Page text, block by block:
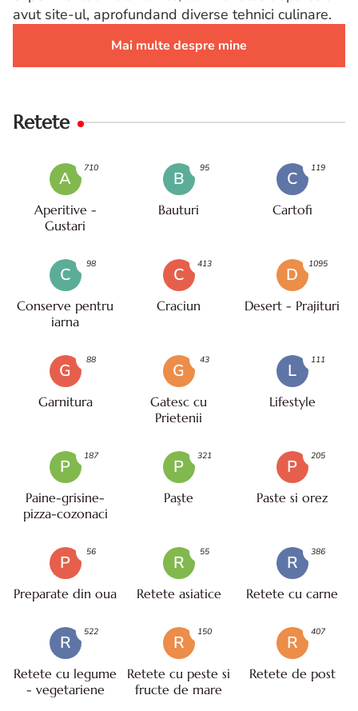
avut site-ul, aprofundand diverse tehnici culinare.
Mai multe despre mine
Retete
A
Aperitive -
Gustari
710
B
Bauturi
95
C
Cartofi
119
C
Conserve pentru
iarna
98
C
Craciun
413
D
Desert - Prajituri
1095
G
Garnitura
88
G
Gatesc cu
Prietenii
43
L
Lifestyle
111
P
Paine-grisine-
pizza-cozonaci
187
P
Paşte
321
P
Paste si orez
205
P
Preparate din oua
56
R
Retete asiatice
55
R
Retete cu carne
386
R
Retete cu legume
- vegetariene
522
R
Retete cu peste si
fructe de mare
150
R
Retete de post
407